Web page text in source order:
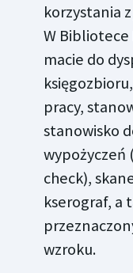
korzystania
W Bibliotece
macie do
pracy,
stanowisko
wypożyczeń
check),
kserograf, a
wzroku.